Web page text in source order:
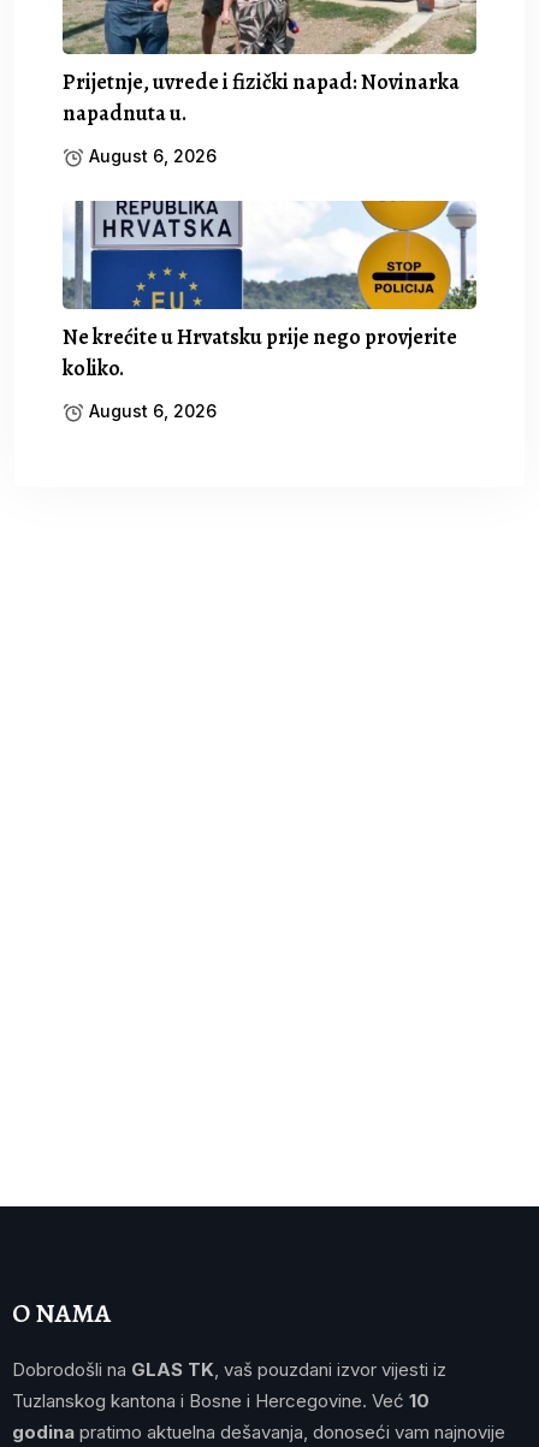
Prijetnje, uvrede i fizički napad: Novinarka
napadnuta u.
August 6, 2026
Ne krećite u Hrvatsku prije nego provjerite
koliko.
August 6, 2026
O NAMA
Dobrodošli na GLAS TK , vaš pouzdani izvor vijesti iz
Tuzlanskog kantona i Bosne i Hercegovine. Već 10
godina pratimo aktuelna dešavanja, donoseći vam najnovije